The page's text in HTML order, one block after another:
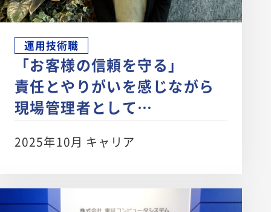
運用技術職
「お客様の信頼を守る」
責任とやりがいを感じながら
現場管理者として
日々取り組んでいます。
2025年10月 キャリア